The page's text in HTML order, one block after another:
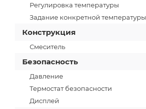
Регулировка температуры
Задание конкретной температуры
Конструкция
Смеситель
Безопасность
Давление
Термостат безопасности
Дисплей